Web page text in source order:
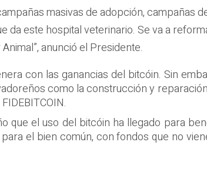
masivas de adopción, campañas
este hospital veterinario. Se va a
anunció el Presidente.
con las ganancias del bitcóin. Sin
como la construcción y
que el uso del bitcóin ha llegado para
el bien común, con fondos que no